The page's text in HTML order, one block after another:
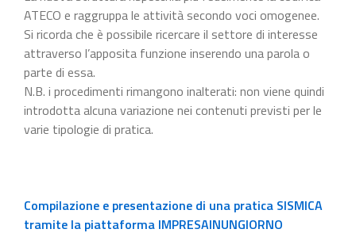
ATECO e raggruppa le attività secondo voci omogenee.
Si ricorda che è possibile ricercare il settore di interesse
attraverso l’apposita funzione inserendo una parola o
parte di essa.
N.B. i procedimenti rimangono inalterati: non viene quindi
introdotta alcuna variazione nei contenuti previsti per le
varie tipologie di pratica.
Compilazione e presentazione di una pratica SISMICA
tramite la piattaforma IMPRESAINUNGIORNO